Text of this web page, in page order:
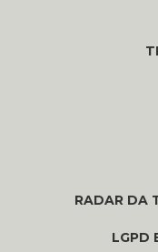
RADAR DA
LGPD